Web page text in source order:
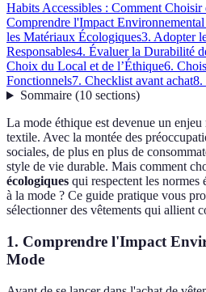
Habits Accessibles : Comment Choisir
Comprendre l'Impact
les Matériaux Écologiques3. Adopter
Responsables4. Évaluer la Durabilité
Choix du Local et de l’Éthique6.
Fonctionnels7. Checklist avant achat8.
Sommaire(10 sections)
La mode éthique est devenue un
textile. Avec la montée des
sociales, de plus en plus de
style de vie durable. Mais comment
écologiques qui respectent les normes
à la mode ? Ce guide pratique vous
sélectionner des vêtements qui allient
1. Comprendre l'Impact
Mode